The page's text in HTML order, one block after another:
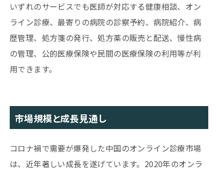
いずれのサービスでも医師が対応する健康相談、オン
ライン診療、最寄りの病院の診察予約、病院紹介、病
歴管理、処方箋の発行、処方薬の販売と配送、慢性病
の管理、公的医療保険や民間の医療保険の利用等が利
用できます。
市場規模と成長見通し
コロナ禍で需要が爆発した中国のオンライン診療市場
は、近年著しい成長を遂げています。2020年のオンラ